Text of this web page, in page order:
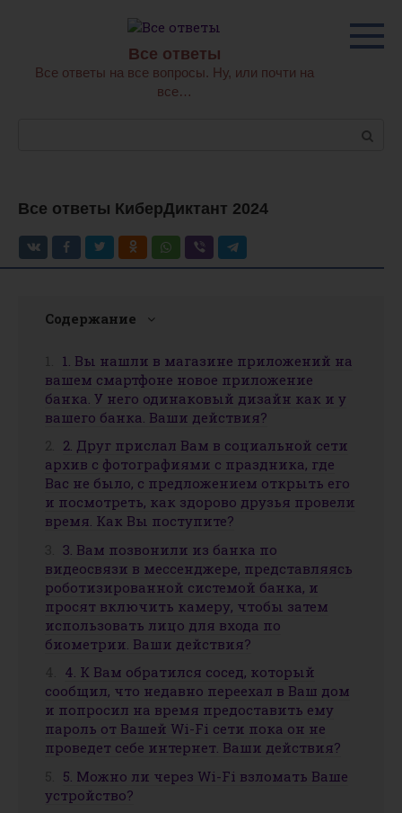
Все ответы
Все ответы на все вопросы. Ну, или почти на
все…
Все ответы КиберДиктант 2024
Содержание
1. Вы нашли в магазине приложений на
вашем смартфоне новое приложение
банка. У него одинаковый дизайн как и у
вашего банка. Ваши действия?
2. Друг прислал Вам в социальной сети
архив с фотографиями с праздника, где
Вас не было, с предложением открыть его
и посмотреть, как здорово друзья провели
время. Как Вы поступите?
3. Вам позвонили из банка по
видеосвязи в мессенджере, представляясь
роботизированной системой банка, и
просят включить камеру, чтобы затем
использовать лицо для входа по
биометрии. Ваши действия?
4. К Вам обратился сосед, который
сообщил, что недавно переехал в Ваш дом
и попросил на время предоставить ему
пароль от Вашей Wi-Fi сети пока он не
проведет себе интернет. Ваши действия?
5. Можно ли через Wi-Fi взломать Ваше
устройство?